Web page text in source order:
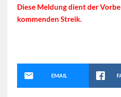
Diese Meldung dient der
kommenden Streik.
EMAIL